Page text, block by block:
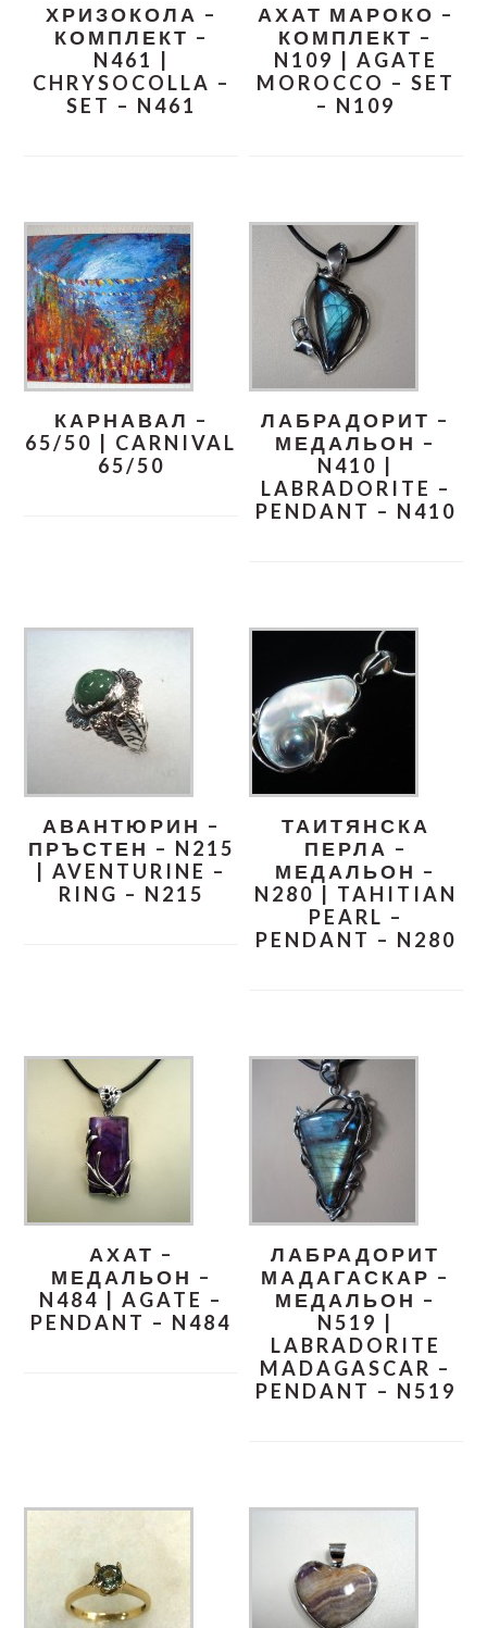
ХРИЗОКОЛА –
КОМПЛЕКТ –
N461 |
CHRYSOCOLLA –
SET – N461
АХАТ МАРОКО –
КОМПЛЕКТ –
N109 | AGATE
MOROCCO – SET
– N109
КАРНАВАЛ –
65/50 | CARNIVAL
65/50
ЛАБРАДОРИТ –
МЕДАЛЬОН –
N410 |
LABRADORITE –
PENDANT – N410
АВАНТЮРИН –
ПРЪСТЕН – N215
| AVENTURINE –
RING – N215
ТАИТЯНСКА
ПЕРЛА –
МЕДАЛЬОН –
N280 | TAHITIAN
PEARL –
PENDANT – N280
АХАТ –
МЕДАЛЬОН –
N484 | AGATE –
PENDANT – N484
ЛАБРАДОРИТ
МАДАГАСКАР –
МЕДАЛЬОН –
N519 |
LABRADORITE
MADAGASCAR –
PENDANT – N519